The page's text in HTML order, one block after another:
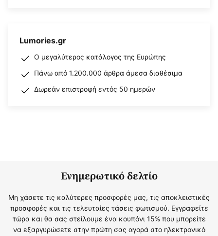
Lumories.gr
Ο μεγαλύτερος κατάλογος της Ευρώπης
Πάνω από 1.200.000 άρθρα άμεσα διαθέσιμα
Δωρεάν επιστροφή εντός 50 ημερών
Ενημερωτικό δελτίο
Μη χάσετε τις καλύτερες προσφορές μας, τις αποκλειστικές
προσφορές και τις τελευταίες τάσεις φωτισμού. Εγγραφείτε
τώρα και θα σας στείλουμε ένα κουπόνι 15% που μπορείτε
να εξαργυρώσετε στην πρώτη σας αγορά στο ηλεκτρονικό